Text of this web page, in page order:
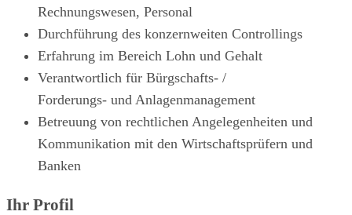
Rechnungswesen, Personal
Durchführung des konzernweiten Controllings
Erfahrung im Bereich Lohn und Gehalt
Verantwortlich für Bürgschafts- /
Forderungs- und Anlagenmanagement
Betreuung von rechtlichen Angelegenheiten und
Kommunikation mit den Wirtschaftsprüfern und
Banken
Ihr Profil